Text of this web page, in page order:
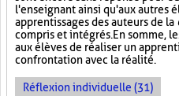
l'enseignant ainsi qu'aux autres
apprentissages des auteurs de la
compris et intégrés. En somme,
aux élèves de réaliser un
confrontation avec la réalité.
Réflexion individuelle (31)